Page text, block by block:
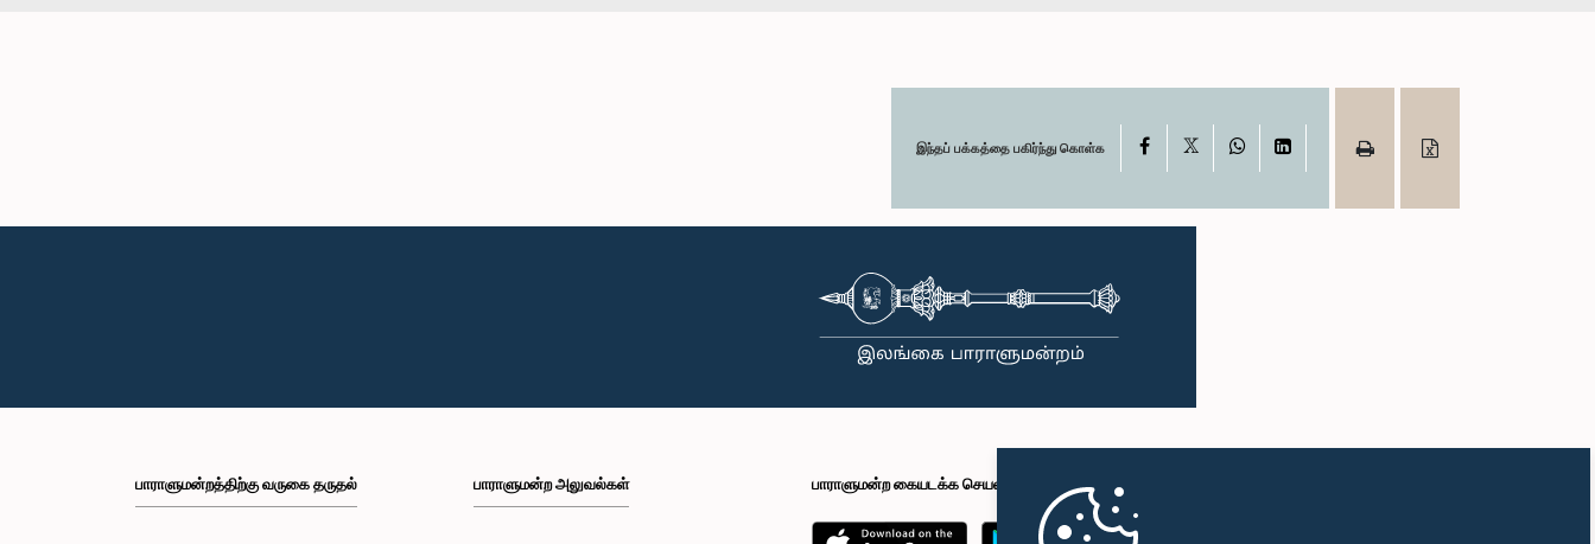
இந்தப் பக்கத்தை பகிர்ந்து கொள்க Facebook WhatsAppLinkedIn
பாராளுமன்றத்திற்கு வருகை தருதல் பாராளுமன்ற அலுவல்கள் பாராளுமன்ற கையடக்க செயலி